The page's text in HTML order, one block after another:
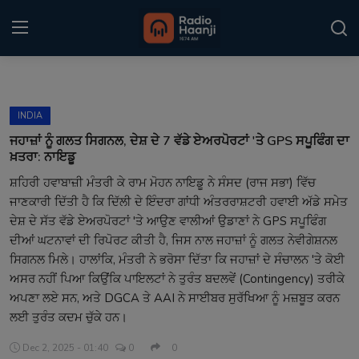
Home
Punjabi Podcast
Kitaab Kahani
Gallery
Sponsors
Matrimonial
Event
INDIA
ਜਹਾਜ਼ਾਂ ਨੂੰ ਗਲਤ ਸਿਗਨਲ, ਦੇਸ਼ ਦੇ 7 ਵੱਡੇ ਏਅਰਪੋਰਟਾਂ 'ਤੇ GPS ਸਪੂਫਿੰਗ ਦਾ
ਖ਼ਤਰਾ: ਨਾਇਡੂ
ਸ਼ਹਿਰੀ ਹਵਾਬਾਜ਼ੀ ਮੰਤਰੀ ਕੇ ਰਾਮ ਮੋਹਨ ਨਾਇਡੂ ਨੇ ਸੰਸਦ (ਰਾਜ ਸਭਾ) ਵਿੱਚ
ਜਾਣਕਾਰੀ ਦਿੱਤੀ ਹੈ ਕਿ ਦਿੱਲੀ ਦੇ ਇੰਦਰਾ ਗਾਂਧੀ ਅੰਤਰਰਾਸ਼ਟਰੀ ਹਵਾਈ ਅੱਡੇ ਸਮੇਤ
ਦੇਸ਼ ਦੇ ਸੱਤ ਵੱਡੇ ਏਅਰਪੋਰਟਾਂ 'ਤੇ ਆਉਣ ਵਾਲੀਆਂ ਉਡਾਣਾਂ ਨੇ GPS ਸਪੂਫਿੰਗ
ਦੀਆਂ ਘਟਨਾਵਾਂ ਦੀ ਰਿਪੋਰਟ ਕੀਤੀ ਹੈ, ਜਿਸ ਨਾਲ ਜਹਾਜ਼ਾਂ ਨੂੰ ਗਲਤ ਨੇਵੀਗੇਸ਼ਨਲ
ਸਿਗਨਲ ਮਿਲੇ। ਹਾਲਾਂਕਿ, ਮੰਤਰੀ ਨੇ ਭਰੋਸਾ ਦਿੱਤਾ ਕਿ ਜਹਾਜ਼ਾਂ ਦੇ ਸੰਚਾਲਨ 'ਤੇ ਕੋਈ
ਅਸਰ ਨਹੀਂ ਪਿਆ ਕਿਉਂਕਿ ਪਾਇਲਟਾਂ ਨੇ ਤੁਰੰਤ ਬਦਲਵੇਂ (Contingency) ਤਰੀਕੇ
ਅਪਣਾ ਲਏ ਸਨ, ਅਤੇ DGCA ਤੇ AAI ਨੇ ਸਾਈਬਰ ਸੁਰੱਖਿਆ ਨੂੰ ਮਜ਼ਬੂਤ ਕਰਨ
ਲਈ ਤੁਰੰਤ ਕਦਮ ਚੁੱਕੇ ਹਨ।
Dec 2, 2025 - 01:40 0 0